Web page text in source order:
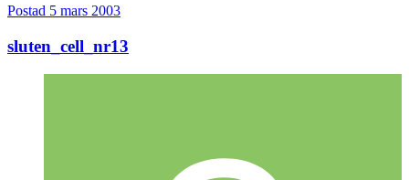
Postad 5 mars 2003
sluten_cell_nr13